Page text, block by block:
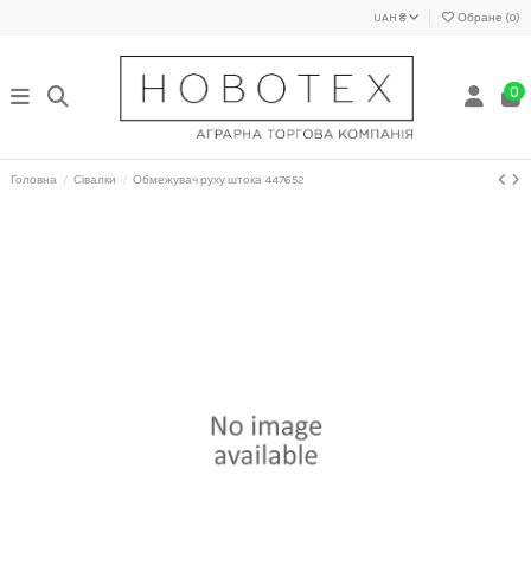
UAH ₴ Обране (0)
0
Головна Сівалки Обмежувач руху штока 447652